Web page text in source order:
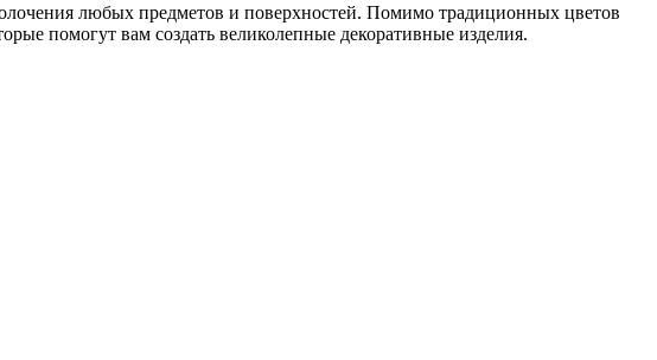
любых предметов и поверхностей. Помимо традиционных цветов
помогут вам создать великолепные декоративные изделия.